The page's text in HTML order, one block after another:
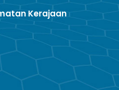
Kerajaan